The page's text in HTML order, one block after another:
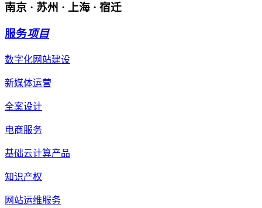
南京 · 苏州 · 上海 · 宿迁
服务项目
数字化网站建设
新媒体运营
全案设计
电商服务
基础云计算产品
知识产权
网站运维服务